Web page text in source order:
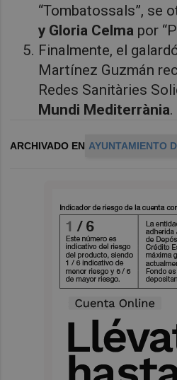
“Tombatossals”, se
y Gloria Celma por
Finalmente, el
Martínez Guzmán
Redes Sanitàries
Mundi Mediterrània.
ARCHIVADO EN AYUNTAMIENTO